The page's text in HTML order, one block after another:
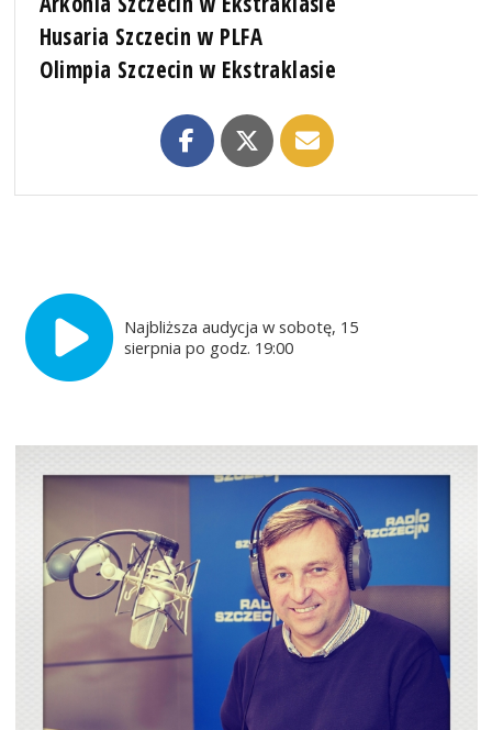
Husaria Szczecin w PLFA
Olimpia Szczecin w Ekstraklasie
Najbliższa audycja w sobotę, 15
sierpnia po godz. 19:00